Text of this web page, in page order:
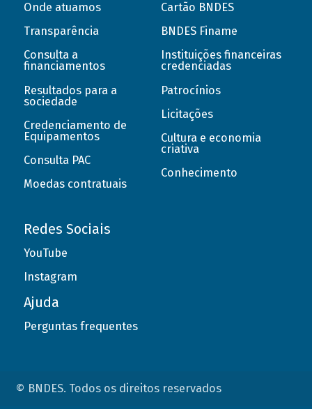
Onde atuamos
Transparência
Consulta a
financiamentos
Resultados para a
sociedade
Credenciamento de
Equipamentos
Consulta PAC
Moedas contratuais
Cartão BNDES
BNDES Finame
Instituições financeiras
credenciadas
Patrocínios
Licitações
Cultura e economia
criativa
Conhecimento
Redes Sociais
YouTube
Instagram
Ajuda
Perguntas frequentes
© BNDES. Todos os direitos reservados